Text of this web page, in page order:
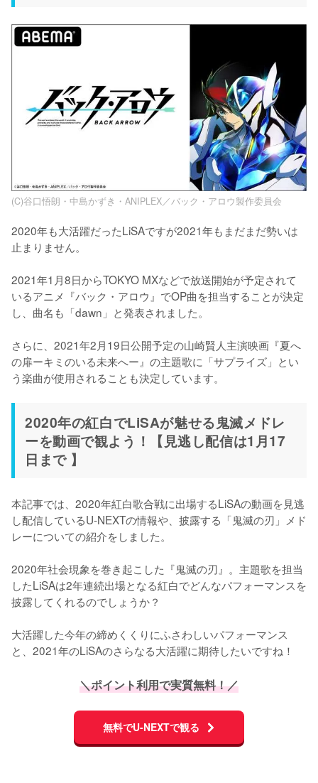
(C)谷口悟朗・中島かずき・ANIPLEX／バック・アロウ製作委員会
2020年も大活躍だったLiSAですが2021年もまだまだ勢いは
止まりません。
2021年1月8日からTOKYO MXなどで放送開始が予定されて
いるアニメ『バック・アロウ』でOP曲を担当することが決定
し、曲名も「dawn」と発表されました。
さらに、2021年2月19日公開予定の山崎賢人主演映画『夏へ
の扉ーキミのいる未来へー』の主題歌に「サプライズ」とい
う楽曲が使用されることも決定しています。
2020年の紅白でLiSAが魅せる鬼滅メドレ
ーを動画で観よう！【見逃し配信は1月17
日まで 】
本記事では、2020年紅白歌合戦に出場するLiSAの動画を見逃
し配信しているU-NEXTの情報や、披露する「鬼滅の刃」メド
レーについての紹介をしました。
2020年社会現象を巻き起こした『鬼滅の刃』。主題歌を担当
したLiSAは2年連続出場となる紅白でどんなパフォーマンスを
披露してくれるのでしょうか？
大活躍した今年の締めくくりにふさわしいパフォーマンス
と、2021年のLiSAのさらなる大活躍に期待したいですね！
＼ポイント利用で実質無料！／
無料でU-NEXTで観る